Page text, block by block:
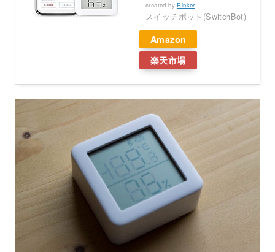
created by Rinker
スイッチボット(SwitchBot)
Amazon
楽天市場